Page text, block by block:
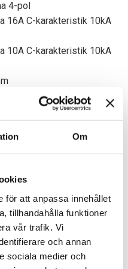
Om
för att anpassa innehållet
tillhandahålla funktioner
vår trafik. Vi
och annan
sociala medier och
4-pol
16A C-karakteristik 10kA
10A C-karakteristik 10kA